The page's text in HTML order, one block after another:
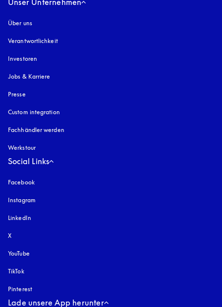
Unser Unternehmen
Über uns
Verantwortlichkeit
Investoren
Jobs & Karriere
Presse
Custom integration
Fachhändler werden
Werkstour
Social Links
Facebook
Instagram
LinkedIn
X
YouTube
TikTok
Pinterest
Lade unsere App herunter